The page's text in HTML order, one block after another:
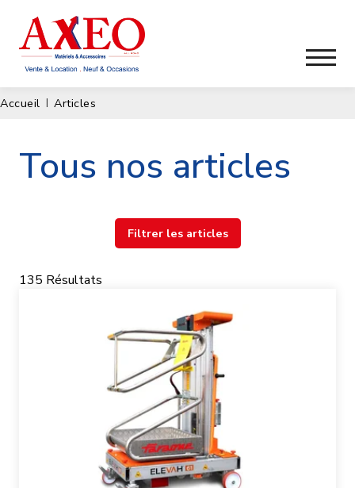
Accueil Articles
Tous nos articles
Filtrer les articles
135 Résultats